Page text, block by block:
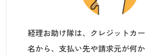
経理お助け隊は、クレジットカ
名から、支払い先や請求元が何